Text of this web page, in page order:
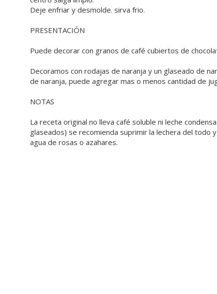
Deje enfriar y desmolde. sirva frio.
PRESENTACIÓN
Puede decorar con granos de café cubiertos de
Decoramos con rodajas de naranja y un glaseado de
de naranja, puede agregar mas o menos cantidad de
NOTAS
La receta original no lleva café soluble ni leche
glaseados) se recomienda suprimir la lechera del todo
agua de rosas o azahares.